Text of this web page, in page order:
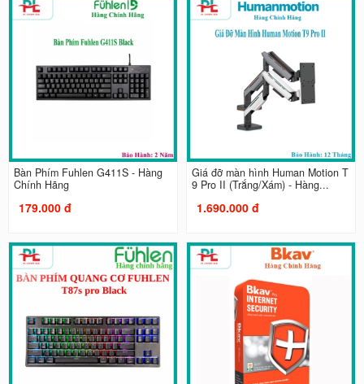
Bàn Phím Fuhlen G411S - Hàng
Chính Hãng
179.000 đ
Giá đỡ màn hình Human Motion T
9 Pro II (Trắng/Xám) - Hàng...
1.690.000 đ